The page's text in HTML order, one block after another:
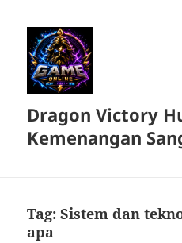
Dragon Victory
Kemenangan
Tag:Sistem dan
apa